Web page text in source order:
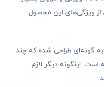
از ویژگی‌های این محصول
گونه‌ای طراحی شده که چند
اینگونه دیگر لازم